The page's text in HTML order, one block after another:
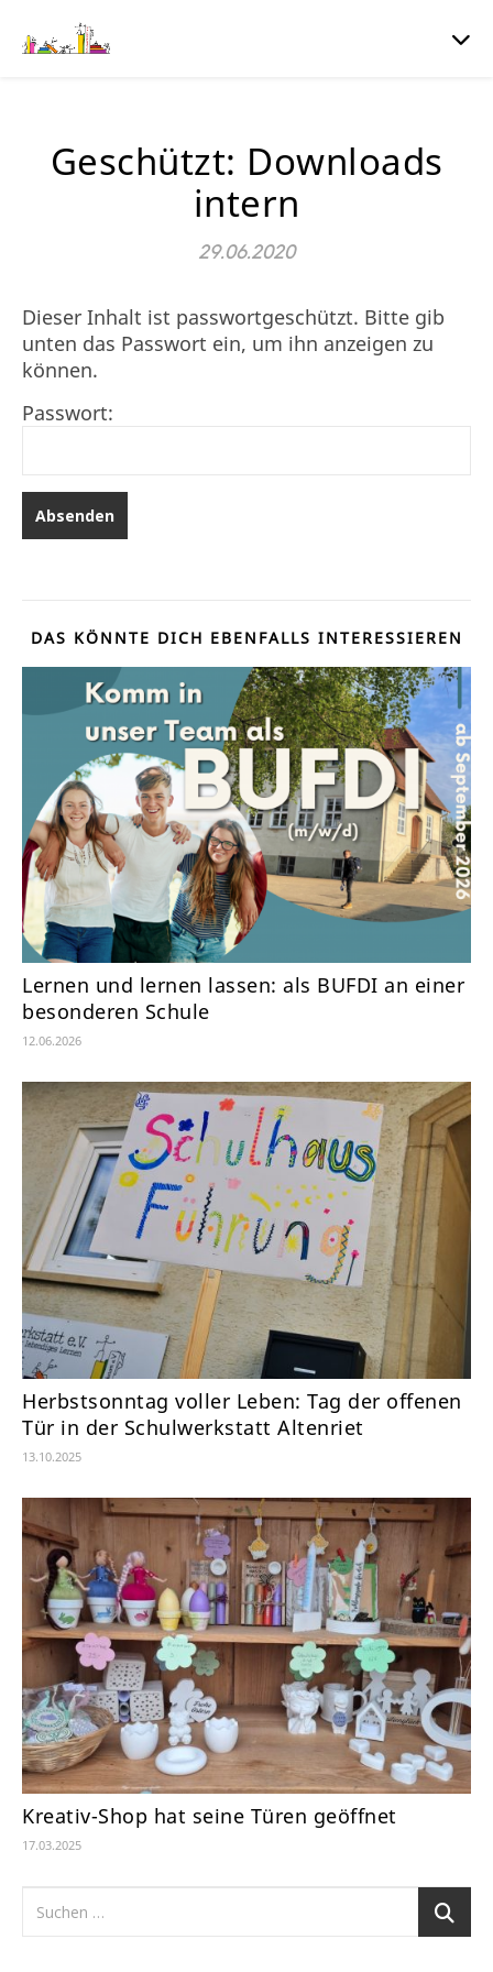
Geschützt: Downloads
intern
29.06.2020
Dieser Inhalt ist passwortgeschützt. Bitte gib
unten das Passwort ein, um ihn anzeigen zu
können.
Passwort:
DAS KÖNNTE DICH EBENFALLS INTERESSIEREN
Lernen und lernen lassen: als BUFDI an einer
besonderen Schule
12.06.2026
Herbstsonntag voller Leben: Tag der offenen
Tür in der Schulwerkstatt Altenriet
13.10.2025
Kreativ-Shop hat seine Türen geöffnet
17.03.2025